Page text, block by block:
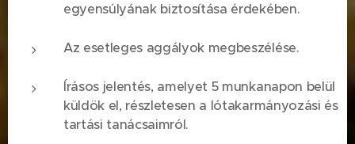
egyensúlyának biztosítása érdekében.
Az esetleges aggályok megbeszélése.
Írásos jelentés, amelyet 5 munkanapon belül
küldök el, részletesen a lótakarmányozási és
tartási tanácsaimról.